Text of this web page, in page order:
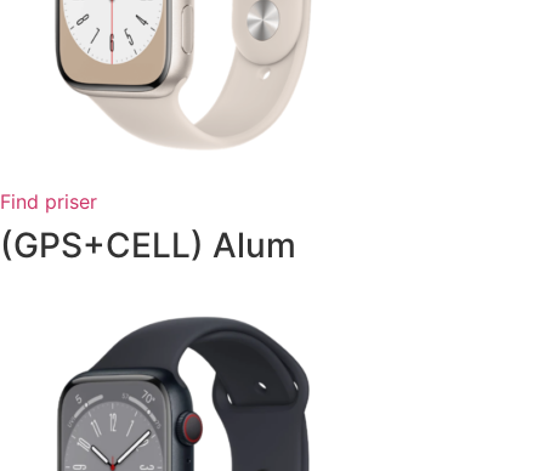
Find priser
(GPS+CELL) Alum